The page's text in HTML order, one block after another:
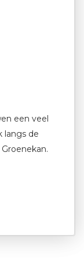
een veel
langs de